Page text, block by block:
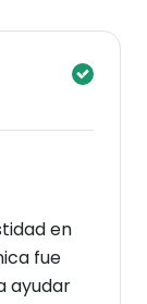
en
fue
ayudar